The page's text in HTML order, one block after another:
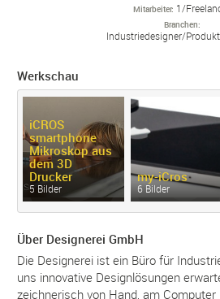
Mitarbeiter 1/
Branchen
Industriedesigner/
Werkschau
iCROS
smartphone
Mikroskop aus
dem 3D
Drucker
5 Bilder
my-iCros
6 Bilder
Über Designerei GmbH
Die Designerei ist ein Büro für
uns innovative Designlösungen
zeichnerisch von Hand, am Computer